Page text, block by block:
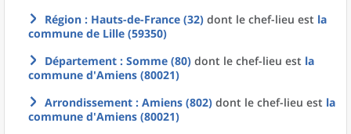
Région : Hauts-de-France (32) dont le chef-lieu est la
commune de Lille (59350)
Département : Somme (80) dont le chef-lieu est la
commune d'Amiens (80021)
Arrondissement : Amiens (802) dont le chef-lieu est la
commune d'Amiens (80021)